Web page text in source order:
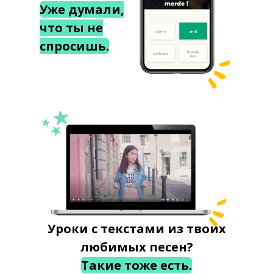
Уже думали,
что ты не
спросишь.
Уроки с текстами из твоих
любимых песен?
Такие тоже есть.